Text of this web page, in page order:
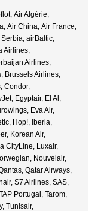
Air Algérie,
Air China,Air France,
Serbia,airBaltic,
Airlines,
Airlines,
Brussels Airlines,
Condor,
Egyptair, El Al,
Eva Air,
Hop!, Iberia,
Korean Air,
CityLine, Luxair,
Nouvelair,
Qatar Airways,
S7 Airlines,SAS,
Portugal,Tarom,
Tunisair,